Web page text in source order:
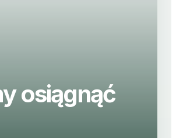
osiągnąć